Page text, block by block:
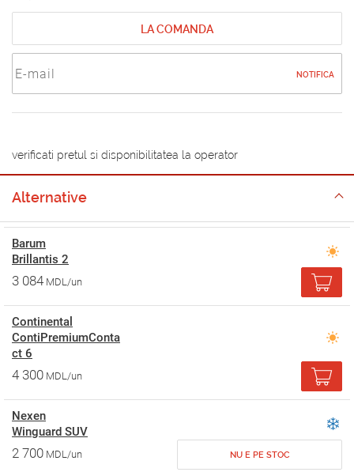
LA COMANDA
NOTIFICA
verificati pretul si disponibilitatea la operator
Alternative
Barum
Brillantis 2
3 084 MDL/un
Continental
ContiPremiumConta
ct 6
4 300 MDL/un
Nexen
Winguard SUV
2 700 MDL/un NU E PE STOC